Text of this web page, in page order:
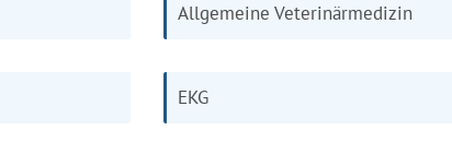
Allgemeine Veterinärmedizin
EKG